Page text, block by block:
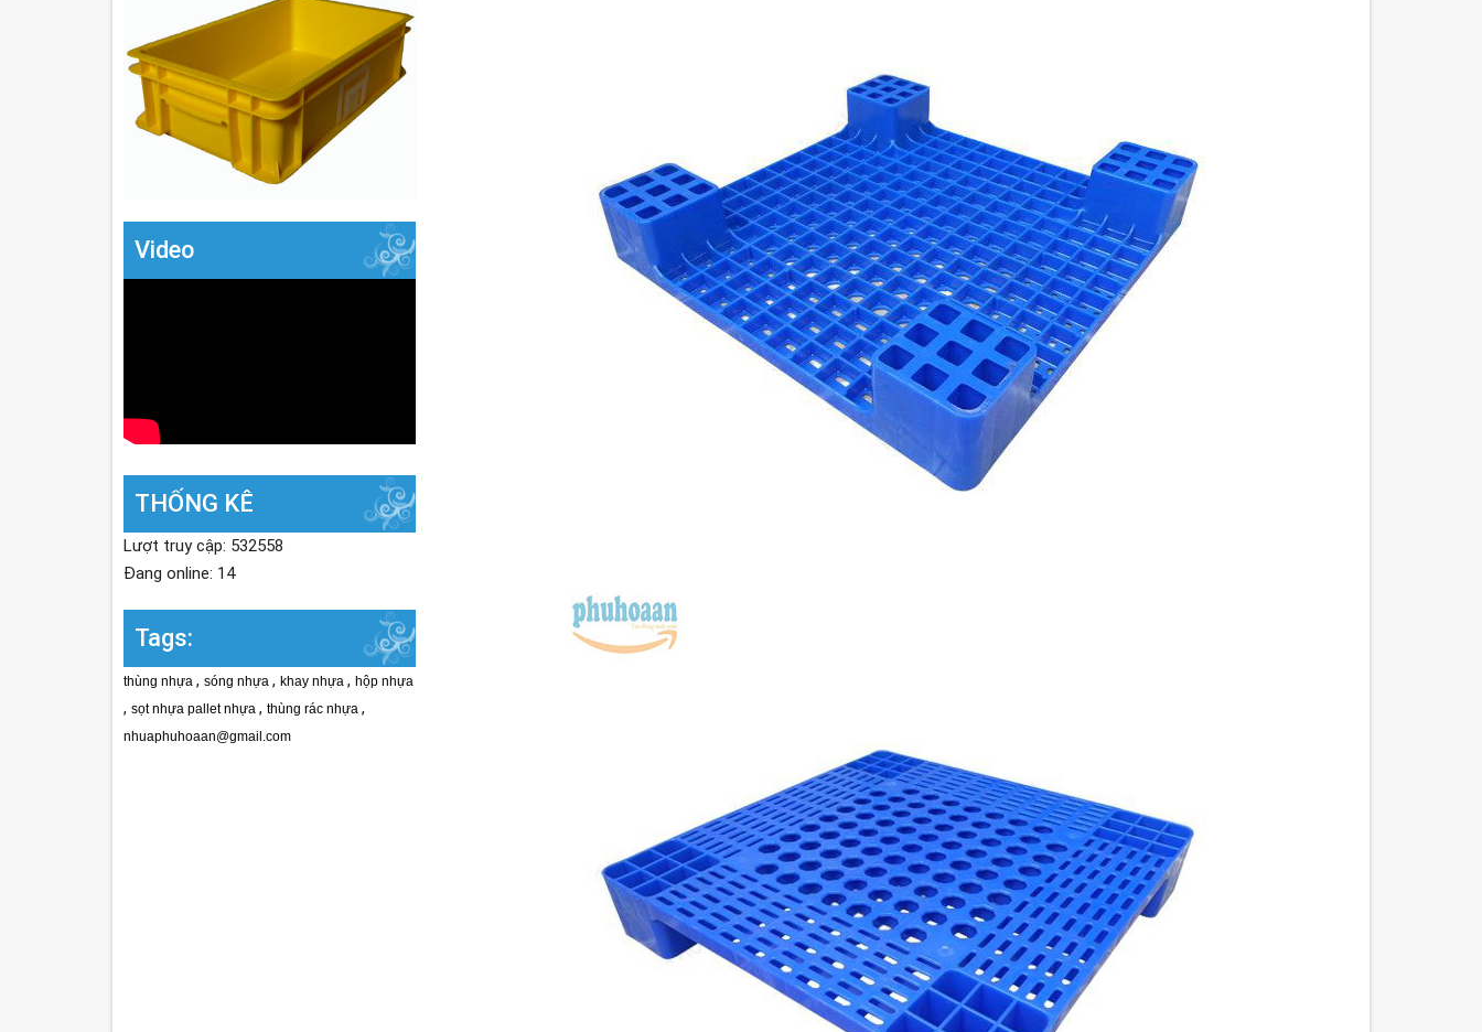
Video
THỐNG KÊ
Lượt truy cập: 532558
Đang online: 14
Tags:
thùng nhựa , sóng nhựa , khay nhựa , hộp nhựa
, sọt nhựa pallet nhựa , thùng rác nhựa ,
nhuaphuhoaan@gmail.com